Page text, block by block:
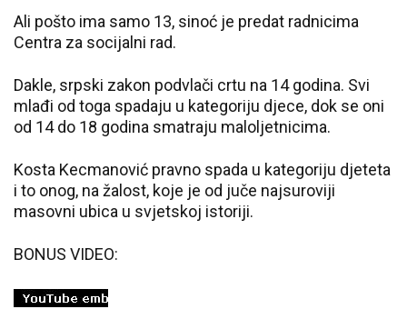
Ali pošto ima samo 13, sinoć je predat radnicima
Centra za socijalni rad.
Dakle, srpski zakon podvlači crtu na 14 godina. Svi
mlađi od toga spadaju u kategoriju djece, dok se oni
od 14 do 18 godina smatraju maloljetnicima.
Kosta Kecmanović pravno spada u kategoriju djeteta
i to onog, na žalost, koje je od juče najsuroviji
masovni ubica u svjetskoj istoriji.
BONUS VIDEO: